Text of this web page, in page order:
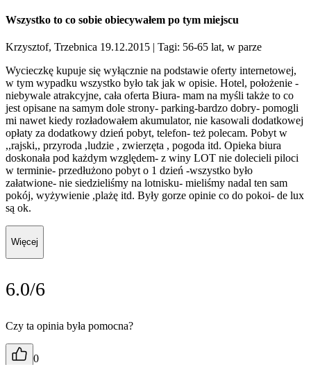
Wszystko to co sobie obiecywałem po tym miejscu
Krzysztof, Trzebnica 19.12.2015 | Tagi: 56-65 lat, w parze
Wycieczkę kupuje się wyłącznie na podstawie oferty internetowej,
w tym wypadku wszystko było tak jak w opisie. Hotel, położenie -
niebywale atrakcyjne, cała oferta Biura- mam na myśli także to co
jest opisane na samym dole strony- parking-bardzo dobry- pomogli
mi nawet kiedy rozładowałem akumulator, nie kasowali dodatkowej
opłaty za dodatkowy dzień pobyt, telefon- też polecam. Pobyt w
,,rajski,, przyroda ,ludzie , zwierzęta , pogoda itd. Opieka biura
doskonała pod każdym względem- z winy LOT nie dolecieli piloci
w terminie- przedłużono pobyt o 1 dzień -wszystko było
załatwione- nie siedzieliśmy na lotnisku- mieliśmy nadal ten sam
pokój, wyżywienie ,plażę itd. Były gorze opinie co do pokoi- de lux
są ok.
Więcej
6.0/6
Czy ta opinia była pomocna?
0